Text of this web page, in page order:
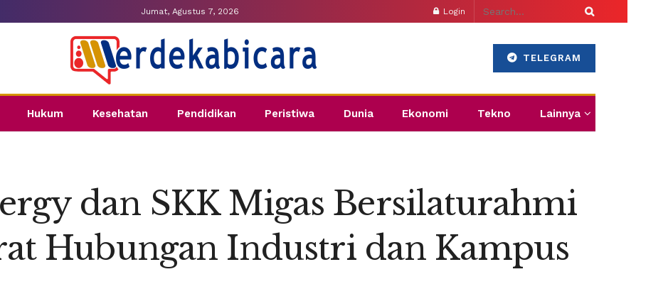
Jumat, Agustus 7, 2026 Login
TELEGRAM
Hukum Kesehatan Pendidikan Peristiwa Dunia Ekonomi Tekno Lainnya
dan SKK Migas Bersilaturahmi
Hubungan Industri dan Kampus